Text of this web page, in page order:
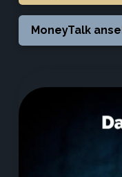
MoneyTalk